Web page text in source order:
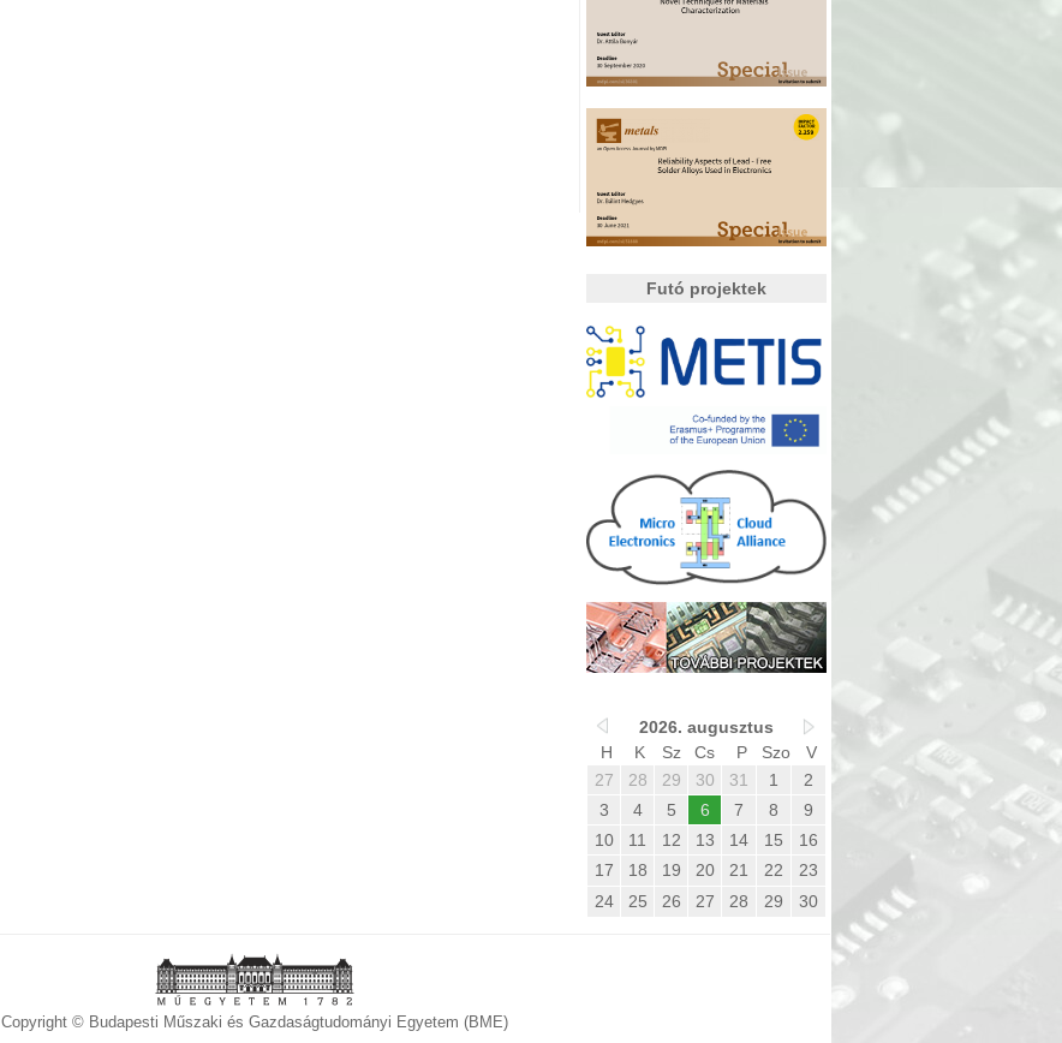
Futó projektek
2026. augusztus
H
K Sz Cs P Szo
V
27
28 29 30 31 1
2
3
4 5 6 7 8
9
10
11 12 13 14 15
16
17
18 19 20 21 22
23
24
25 26 27 28 29 30
Copyright © Budapesti Műszaki és Gazdaságtudományi Egyetem (BME)